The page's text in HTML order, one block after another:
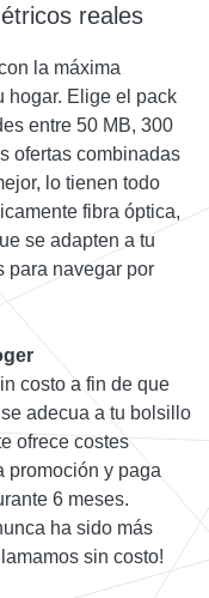
reales
la máxima
hogar. Elige el pack
entre 50 MB, 300
ofertas combinadas
lo tienen todo
fibra óptica,
se adapten a tu
para navegar por
costo a fin de que
adecua a tu bolsillo
ofrece costes
promoción y paga
6 meses.
ha sido más
sin costo!